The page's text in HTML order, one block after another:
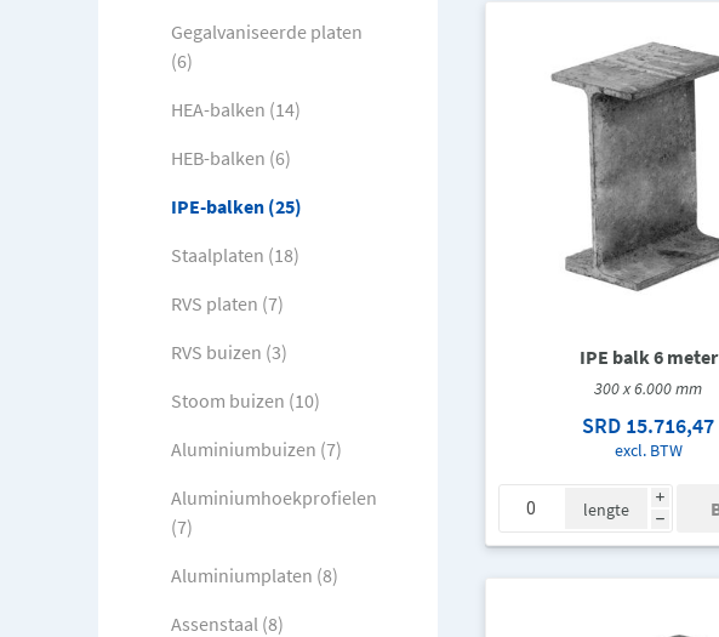
IPE balk 6 meter
300 x 6.000 mm
SRD 15.716,47
excl. BTW
i
h
lengte
Gegalvaniseerde platen
(6)
HEA-balken (14)
HEB-balken (6)
IPE-balken (25)
Staalplaten (18)
RVS platen (7)
RVS buizen (3)
Stoom buizen (10)
Aluminiumbuizen (7)
Aluminiumhoekprofielen
(7)
Aluminiumplaten (8)
Assenstaal (8)